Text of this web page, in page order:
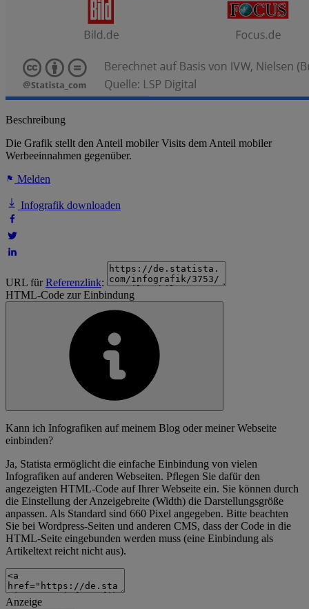
Beschreibung
Die Grafik stellt den Anteil mobiler Visits dem Anteil mobiler
Werbeeinnahmen gegenüber.
Melden
Infografik downloaden
URL fürReferenzlink:
HTML-Code zur Einbindung
Kann ich Infografiken auf meinem Blog oder meiner Webseite
einbinden?
Ja, Statista ermöglicht die einfache Einbindung von vielen
Infografiken auf anderen Webseiten. Pflegen Sie dafür den
angezeigten HTML-Code auf Ihrer Webseite ein. Sie können durch
die Einstellung der Anzeigebreite (Width) die Darstellungsgröße
anpassen. Als Standard sind 660 Pixel angegeben. Bitte beachten
Sie bei Wordpress-Seiten und anderen CMS, dass der Code in die
HTML-Seite eingebunden werden muss (eine Einbindung als
Artikeltext reicht nicht aus).
Anzeige